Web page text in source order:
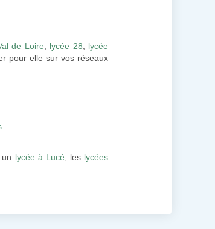
de Loire lycée 28
lycée
pour elle sur vos réseaux
, un lycée à Lucé , les lycées